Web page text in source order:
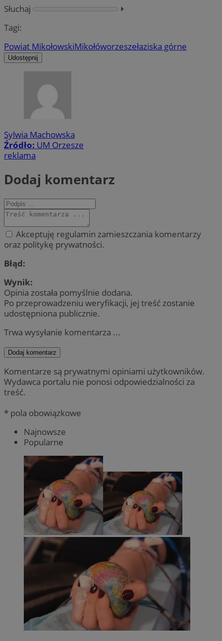
Słuchaj
⏵︎
Tagi:
Powiat MikołowskiMikołóworzeszełaziska górne
Udostępnij
Sylwia Machowska
Źródło: UM Orzesze
reklama
Dodaj komentarz
Akceptuję regulamin zamieszczania komentarzy
oraz politykę prywatności.
Błąd:
Wynik:
Opinia została pomyślnie dodana.
Po przeprowadzeniu weryfikacji, jej treść zostanie
udostępniona publicznie.
Trwa wysyłanie komentarza ...
Dodaj komentarz
Komentarze są prywatnymi opiniami użytkowników.
Wydawca portalu nie ponosi odpowiedzialności za
treść.
* pola obowiązkowe
Najnowsze
Popularne